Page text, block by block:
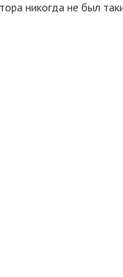
никогда не был